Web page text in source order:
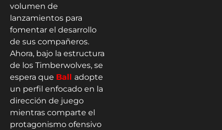
volumen de
lanzamientos para
fomentar el desarrollo
de sus compañeros.
Ahora, bajo la estructura
de los Timberwolves, se
espera que Ball adopte
un perfil enfocado en la
dirección de juego
mientras comparte el
protagonismo ofensivo